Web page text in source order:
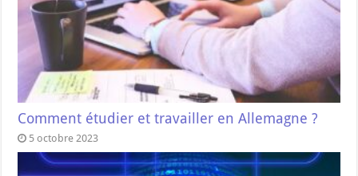
Comment étudier et travailler en Allemagne ?
5 octobre 2023